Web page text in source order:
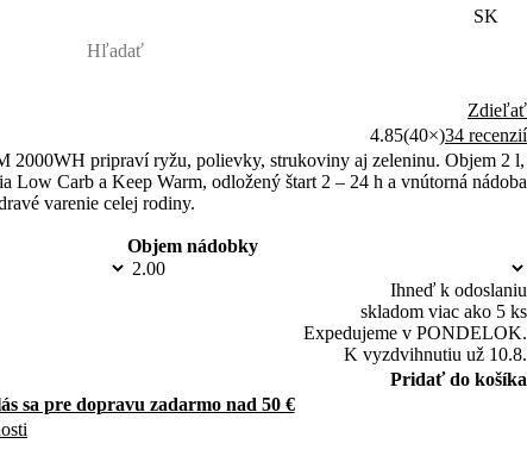
SK
Zdieľať
4.85(40×)34 recenzií
2000WH pripraví ryžu, polievky, strukoviny aj zeleninu. Objem 2 l,
Low Carb a Keep Warm, odložený štart 2 – 24 h a vnútorná nádoba
varenie celej rodiny.
Objem nádobky
Ihneď k odoslaniu
skladom viac ako 5 ks
Expedujeme v PONDELOK.
K vyzdvihnutiu už 10.8.
Pridať do košíka
sa pre dopravu zadarmo nad 50 €